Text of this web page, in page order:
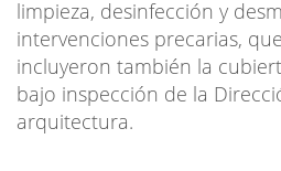
limpieza, desinfección y
intervenciones precarias,
incluyeron también la
bajo inspección de la
arquitectura.